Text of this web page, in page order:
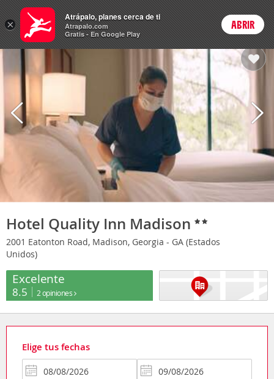
Hoteles Login
Hotel Quality Inn Madison
2001 Eatonton Road, Madison, Georgia - GA (Estados
Unidos)
Excelente
8.5 2 opiniones
Elige tus fechas
×
Atrápalo, planes cerca de ti
Atrapalo.com
Gratis - En Google Play
ABRIR